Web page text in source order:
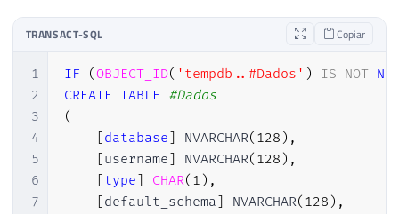
TRANSACT-SQL Copiar
1
2
3
4
5
6
7
IF (OBJECT_ID( 'tempdb..#Dados' ) IS NOT
CREATE TABLE #Dados
(
database NVARCHAR( 128 ) ,
username NVARCHAR( 128 ) ,
type CHAR( 1 ) ,
default_schema NVARCHAR( 128 ) ,